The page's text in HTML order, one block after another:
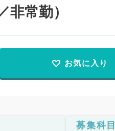
非常勤）
お気に入り
募集科目